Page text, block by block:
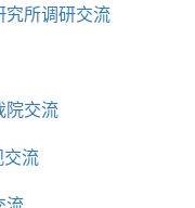
究所调研交流
院交流
交流